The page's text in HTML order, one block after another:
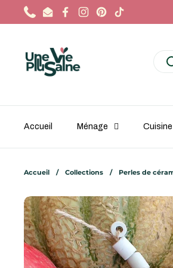
Passer au contenu
PhoneEmailFacebookInstagram
Pinterest
TikTok
Accueil Ménage Cuisine
Accueil / Collections / Perles de